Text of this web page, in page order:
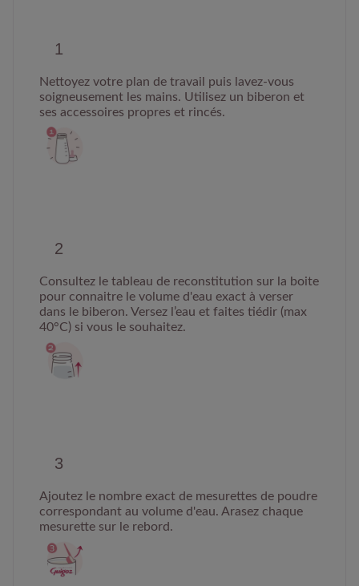
Nettoyez votre plan de travail puis lavez-vous
soigneusement les mains. Utilisez un biberon et
ses accessoires propres et rincés.
Consultez le tableau de reconstitution sur la boite
pour connaitre le volume d'eau exact à verser
dans le biberon. Versez l’eau et faites tiédir (max
40°C) si vous le souhaitez.
Ajoutez le nombre exact de mesurettes de poudre
correspondant au volume d'eau. Arasez chaque
mesurette sur le rebord.